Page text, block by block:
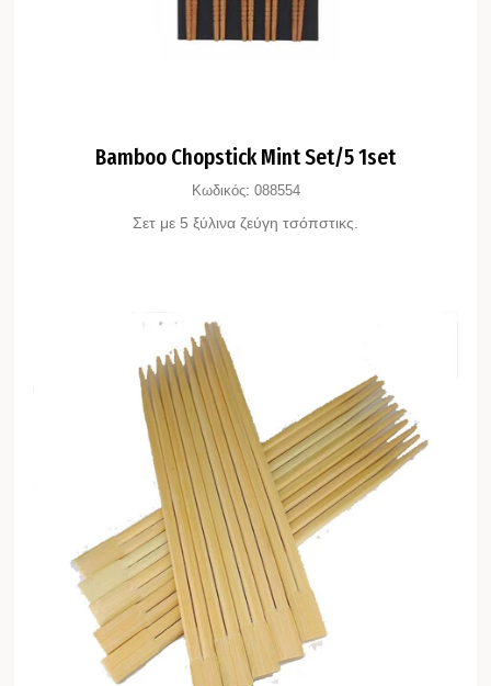
Bamboo Chopstick Mint Set/5 1set
Κωδικός: 088554
Σετ με 5 ξύλινα ζεύγη τσόπστικς.